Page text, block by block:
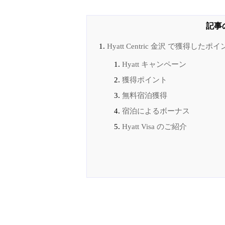
Hyatt Centric 金沢 で獲得したポイ
Hyatt キャンペーン
獲得ポイント
無料宿泊獲得
宿泊によるボーナス
Hyatt Visa のご紹介